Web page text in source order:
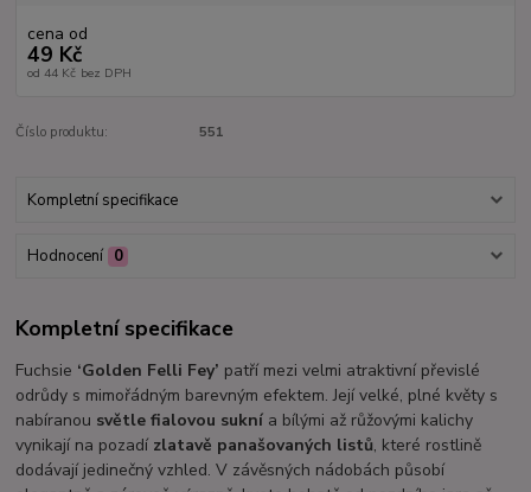
cena od
49 Kč
od 44 Kč bez DPH
Číslo produktu: 551
Kompletní specifikace
Hodnocení 0
Kompletní specifikace
Fuchsie ‘Golden Felli Fey’ patří mezi velmi atraktivní převislé
odrůdy s mimořádným barevným efektem. Její velké, plné květy s
nabíranou světle fialovou sukní a bílými až růžovými kalichy
vynikají na pozadí zlatavě panašovaných listů, které rostlině
dodávají jedinečný vzhled. V závěsných nádobách působí